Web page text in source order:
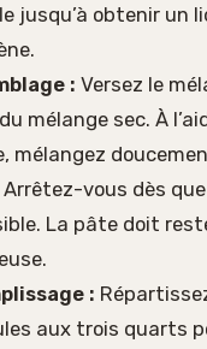
jusqu’à obtenir un
: Versez le
mélange sec. À
mélangez
vous dès
La pâte doit
:
aux trois quarts